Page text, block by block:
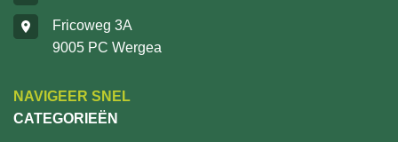
Fricoweg 3A
9005 PC Wergea
NAVIGEER SNEL
CATEGORIEËN